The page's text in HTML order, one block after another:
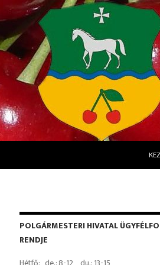
POLGÁRMESTERI HIVATAL
RENDJE